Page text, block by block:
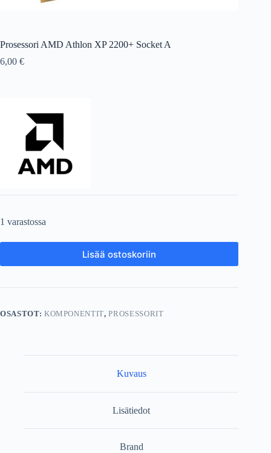
Prosessori AMD Athlon XP 2200+ Socket A
6,00 €
1 varastossa
Lisää ostoskoriin
OSASTOT: KOMPONENTIT,PROSESSORIT
Kuvaus
Lisätiedot
Brand